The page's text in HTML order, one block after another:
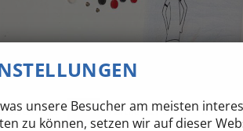
Werte CSR Partner & Hotels
unsere Besucher am meisten
zu können, setzen wir auf dieser